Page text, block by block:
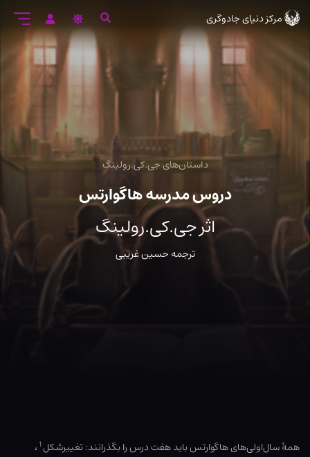
ورود
مرکز دنیای جادوگری
داستان‌های جی.کی.رولینگ
دروس مدرسه هاگوارتس
اثر جی.کی.رولینگ
ترجمه حسین غریبی
همهٔ سال‌اولی‌های هاگوارتس باید هفت درس را بگذرانند: تغییرشکل1،